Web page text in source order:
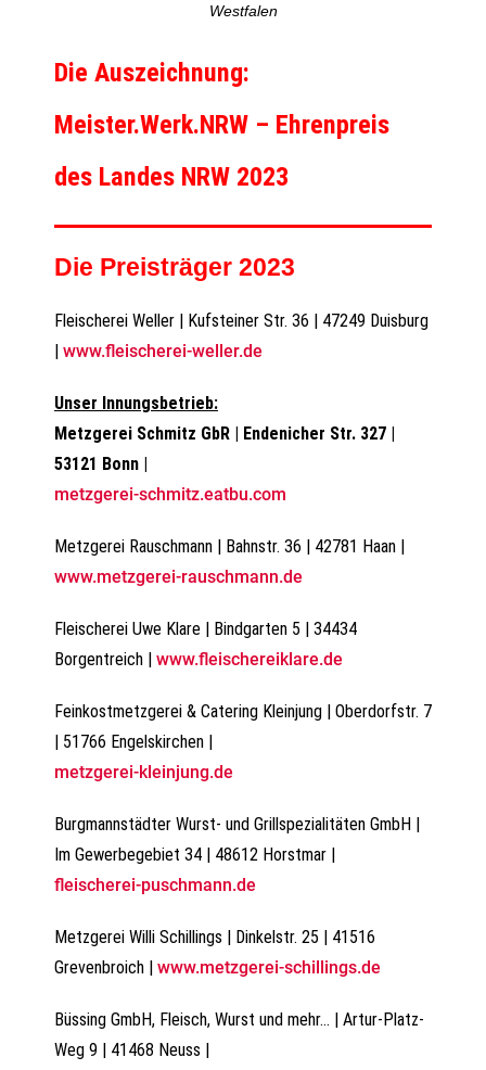
Die Auszeichnung:
Meister.Werk.NRW – Ehrenpreis
des Landes NRW 2023
Die Preisträger 2023
Fleischerei Weller | Kufsteiner Str. 36 | 47249 Duisburg
| www.fleischerei-weller.de
Unser Innungsbetrieb:
Metzgerei Schmitz GbR | Endenicher Str. 327 |
53121 Bonn |
metzgerei-schmitz.eatbu.com
Metzgerei Rauschmann | Bahnstr. 36 | 42781 Haan |
www.metzgerei-rauschmann.de
Fleischerei Uwe Klare | Bindgarten 5 | 34434
Borgentreich | www.fleischereiklare.de
Feinkostmetzgerei & Catering Kleinjung | Oberdorfstr. 7
| 51766 Engelskirchen |
metzgerei-kleinjung.de
Burgmannstädter Wurst- und Grillspezialitäten GmbH |
Im Gewerbegebiet 34 | 48612 Horstmar |
fleischerei-puschmann.de
Metzgerei Willi Schillings | Dinkelstr. 25 | 41516
Grevenbroich | www.metzgerei-schillings.de
Büssing GmbH, Fleisch, Wurst und mehr… | Artur-Platz-
Weg 9 | 41468 Neuss |
Westfalen